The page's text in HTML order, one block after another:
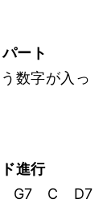
ート
数字が入っ
進行
G7 C D7